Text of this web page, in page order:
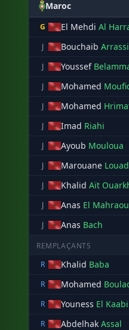
Maroc
G El Mehdi Al
J Bouchaib Arrassi
J Youssef
J Mohamed
J Mohamed
J Imad Riahi
J
Ayoub Mouloua
J
Marouane
J
Khalid Aït
J
Anas El
J
Anas Bach
REMPLAÇANTS
R
Khalid Baba
R
Mohamed
R
Youness El Kaabi
R
Abdelhak Assal